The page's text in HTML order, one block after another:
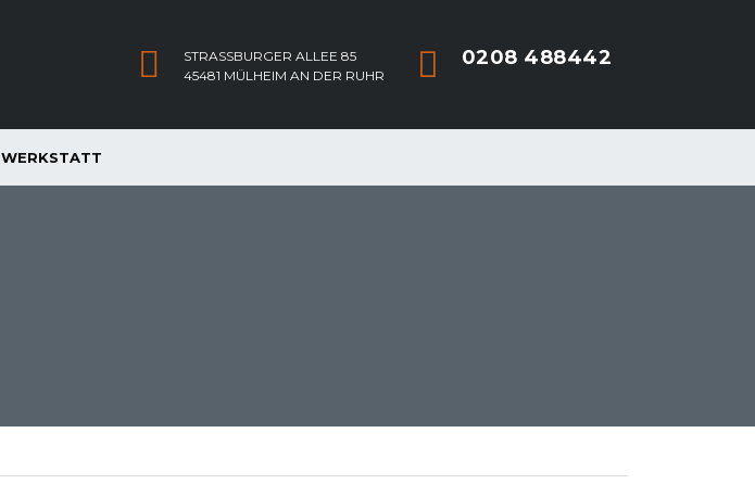
0208 488442
STRASSBURGER ALLEE 85
45481 MÜLHEIM AN DER RUHR
WERKSTATT